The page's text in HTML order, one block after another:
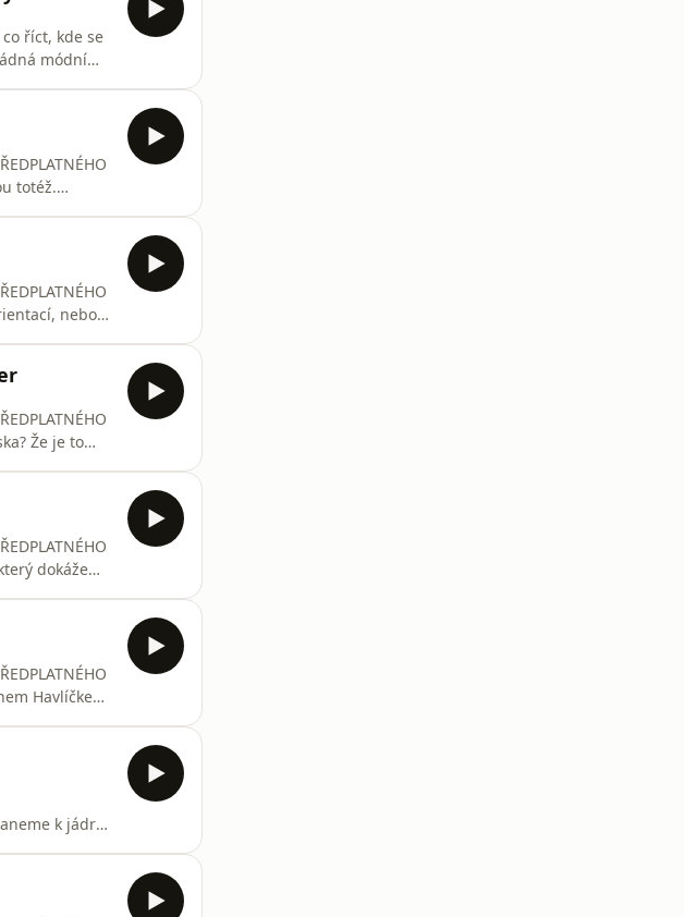
říct, kde se
módní
totéž.
nebo
Že je to
dokáže
Havlíčkem
k jádru